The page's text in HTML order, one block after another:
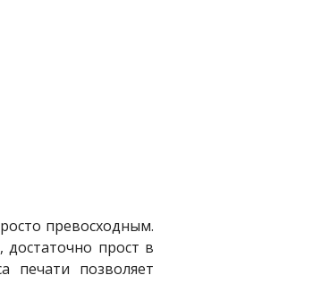
превосходным.
прост в
печати позволяет